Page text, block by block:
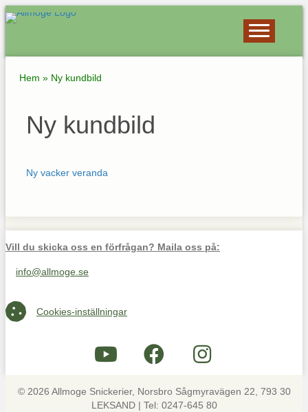
Hem » Ny kundbild
Ny kundbild
Ny vacker veranda
Vill du skicka oss en förfrågan? Maila oss på:
Maila oss på info@allmoge.se
info@allmoge.se
Cookies-inställningar
Cookies-inställningar
© 2026 Allmoge Snickerier, Norsbro Sågmyravägen 22, 793 30
LEKSAND | Tel: 0247-645 80